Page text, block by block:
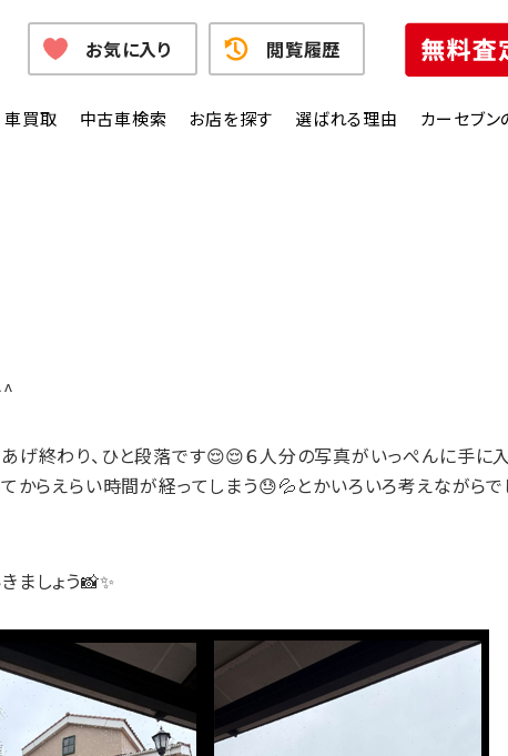
車買取 中古車検索 お店を探す 選ばれる理由 カーセブン
お気に入り 閲覧履歴
げ終わり、ひと段落です😌😌６人分の写真がいっぺんに手に
からえらい時間が経ってしまう😓💦とかいろいろ考えながら
ましょう📸✨